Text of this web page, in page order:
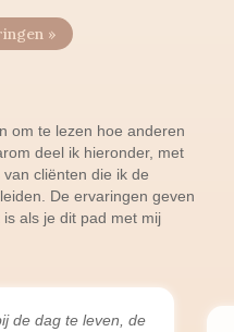
»
om te lezen hoe anderen
deel ik hieronder, met
cliënten die ik de
De ervaringen geven
als je dit pad met mij
de dag te leven, de